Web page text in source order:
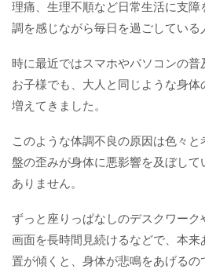
理痛、生理不順など日常生活に支
調を感じながら毎日を過ごしている
時に最近ではスマホやパソコンの
お子様でも、大人と同じような身
増えてきました。
このような体調不良の原因は色々
盤の歪みが身体に悪影響を及ぼして
ありません。
ずっと座りっぱなしのデスクワー
画面を長時間見続けるなどで、本
置が傾くと、身体が悲鳴をあげるの